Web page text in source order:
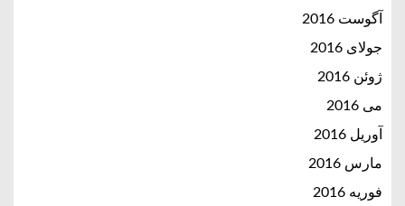
آگوست 2016
جولای 2016
ژوئن 2016
می 2016
آوریل 2016
مارس 2016
فوریه 2016